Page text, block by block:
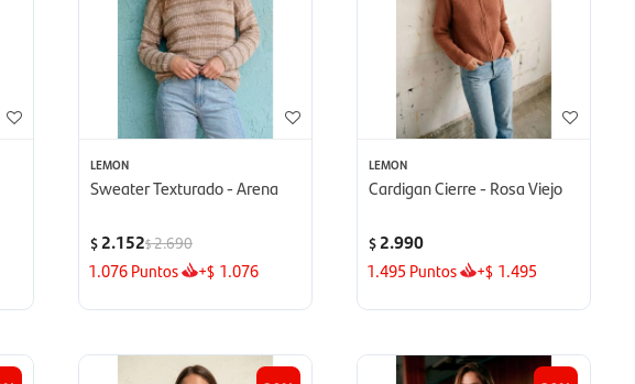
LEMON
Sweater Texturado - Arena
$ 2.152$2.690
1.076Puntos +$ 1.076
LEMON
Cardigan Cierre - Rosa Viejo
$ 2.990
1.495 Puntos +$ 1.495